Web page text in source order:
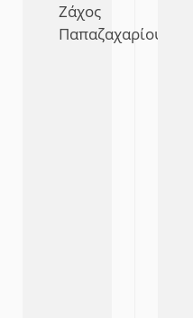
Ζάχος
Παπαζαχαρίου